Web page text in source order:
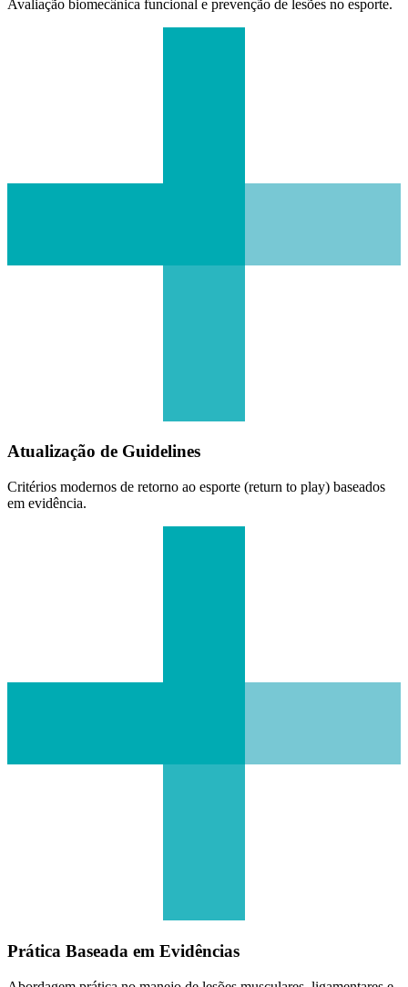
Avaliação biomecânica funcional e prevenção de lesões no esporte.
Atualização de Guidelines
Critérios modernos de retorno ao esporte (return to play) baseados
em evidência.
Prática Baseada em Evidências